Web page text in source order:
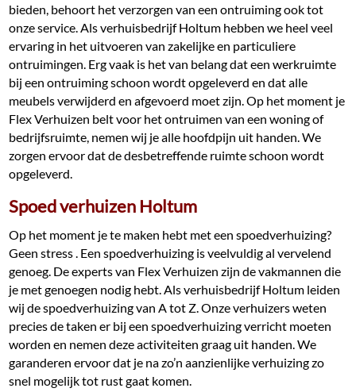
bieden, behoort het verzorgen van een ontruiming ook tot
onze service. Als verhuisbedrijf Holtum hebben we heel veel
ervaring in het uitvoeren van zakelijke en particuliere
ontruimingen. Erg vaak is het van belang dat een werkruimte
bij een ontruiming schoon wordt opgeleverd en dat alle
meubels verwijderd en afgevoerd moet zijn. Op het moment je
Flex Verhuizen belt voor het ontruimen van een woning of
bedrijfsruimte, nemen wij je alle hoofdpijn uit handen. We
zorgen ervoor dat de desbetreffende ruimte schoon wordt
opgeleverd.
Spoed verhuizen Holtum
Op het moment je te maken hebt met een spoedverhuizing?
Geen stress . Een spoedverhuizing is veelvuldig al vervelend
genoeg. De experts van Flex Verhuizen zijn de vakmannen die
je met genoegen nodig hebt. Als verhuisbedrijf Holtum leiden
wij de spoedverhuizing van A tot Z. Onze verhuizers weten
precies de taken er bij een spoedverhuizing verricht moeten
worden en nemen deze activiteiten graag uit handen. We
garanderen ervoor dat je na zo’n aanzienlijke verhuizing zo
snel mogelijk tot rust gaat komen.